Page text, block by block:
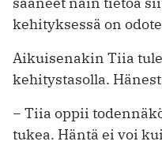
kehityksessä on
Aikuisenakin Tiia
kehitystasolla.
− Tiia oppii
tukea. Häntä ei voi